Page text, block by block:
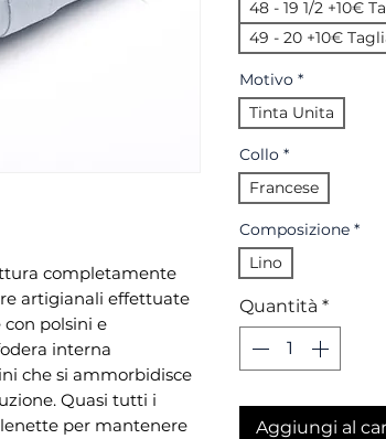
completamente
artigianali effettuate
polsini e
interna
che si ammorbidisce
Quasi tutti i
per mantenere
48 - 19 1/2 +10€
49 - 20 +10€
Motivo *
Tinta Unita
Collo *
Francese
Composizione *
Lino
Quantità *
Aggiungi al